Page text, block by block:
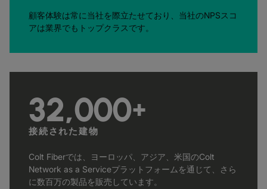
顧客体験は常に当社を際立たせており、当社のNPSスコ
アは業界でもトップクラスです。
32,000+
接続された建物
Colt Fiberでは、ヨーロッパ、アジア、米国のColt
Network as a Serviceプラットフォームを通じて、さら
に数百万の製品を販売しています。